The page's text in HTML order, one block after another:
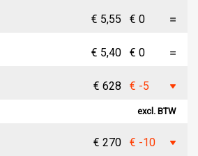
€ 5,55 € 0
€ 5,40 € 0
€ 628 € -5
excl. BTW
€ 270 € -10